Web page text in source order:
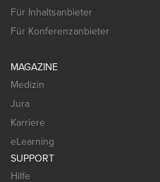
Für Inhaltsanbieter
Für Konferenzanbieter
MAGAZINE
Medizin
Jura
Karriere
eLearning
SUPPORT
Hilfe